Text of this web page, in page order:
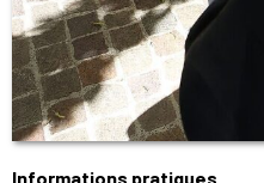
Informations pratiques